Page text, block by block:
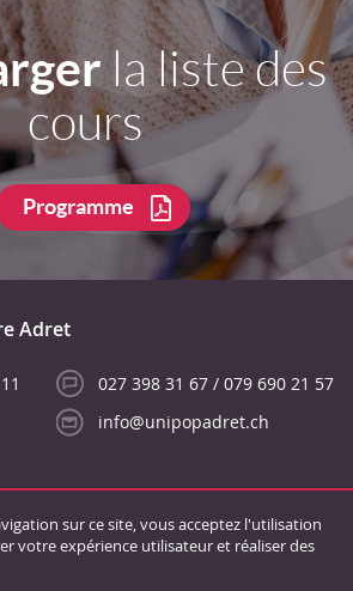
la liste des
cours
Programme
Adret
027 398 31 67 / 079 690 21 57
info@unipopadret.ch
sur ce site, vous acceptez l'utilisation
votre expérience utilisateur et réaliser des